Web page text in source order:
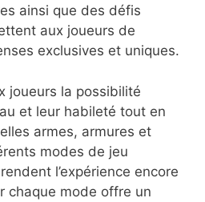
ainsi que des défis
aux joueurs de
exclusives et uniques.
joueurs la possibilité
et leur habileté tout en
armes, armures et
modes de jeu
l’expérience encore
chaque mode offre un